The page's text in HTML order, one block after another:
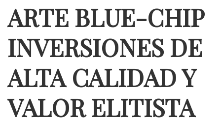
ARTE BLUE-CHIP
INVERSIONES DE
ALTA CALIDAD Y
VALOR ELITISTA